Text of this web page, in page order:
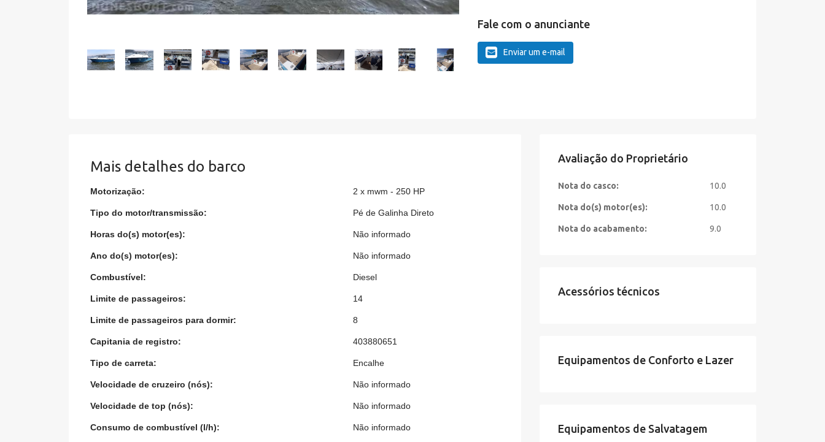
Fale com o anunciante
Enviar um e-mail
Mais detalhes do barco
Motorização: 2 x mwm - 250 HP
Tipo do motor/transmissão: Pé de Galinha Direto
Horas do(s) motor(es): Não informado
Ano do(s) motor(es): Não informado
Combustível: Diesel
Limite de passageiros: 14
Limite de passageiros para dormir: 8
Capitania de registro: 403880651
Tipo de carreta: Encalhe
Velocidade de cruzeiro (nós): Não informado
Velocidade de top (nós): Não informado
Consumo de combustível (l/h): Não informado
Avaliação do Proprietário
Nota do casco: 10.0
Nota do(s) motor(es): 10.0
Nota do acabamento: 9.0
Acessórios técnicos
Equipamentos de Conforto e Lazer
Equipamentos de Salvatagem